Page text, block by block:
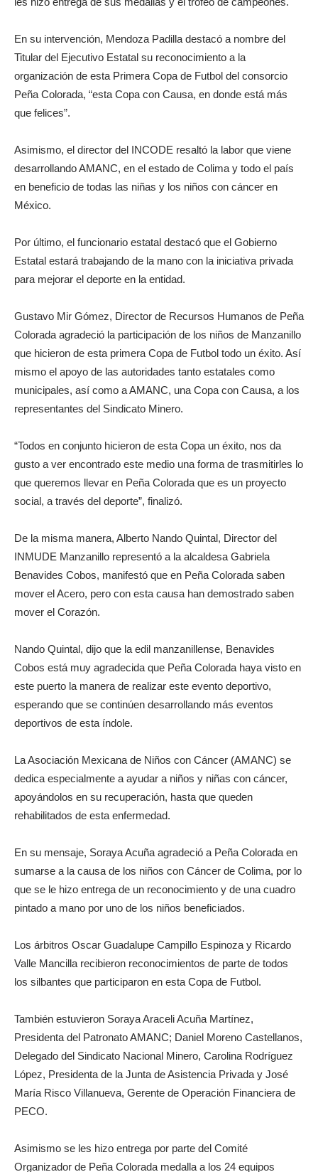
En su intervención, Mendoza Padilla destacó a nombre del
Titular del Ejecutivo Estatal su reconocimiento a la
organización de esta Primera Copa de Futbol del consorcio
Peña Colorada, “esta Copa con Causa, en donde está más
que felices”.
Asimismo, el director del INCODE resaltó la labor que viene
desarrollando AMANC, en el estado de Colima y todo el país
en beneficio de todas las niñas y los niños con cáncer en
México.
Por último, el funcionario estatal destacó que el Gobierno
Estatal estará trabajando de la mano con la iniciativa privada
para mejorar el deporte en la entidad.
Gustavo Mir Gómez, Director de Recursos Humanos de Peña
Colorada agradeció la participación de los niños de Manzanillo
que hicieron de esta primera Copa de Futbol todo un éxito. Así
mismo el apoyo de las autoridades tanto estatales como
municipales, así como a AMANC, una Copa con Causa, a los
representantes del Sindicato Minero.
“Todos en conjunto hicieron de esta Copa un éxito, nos da
gusto a ver encontrado este medio una forma de trasmitirles lo
que queremos llevar en Peña Colorada que es un proyecto
social, a través del deporte”, finalizó.
De la misma manera, Alberto Nando Quintal, Director del
INMUDE Manzanillo representó a la alcaldesa Gabriela
Benavides Cobos, manifestó que en Peña Colorada saben
mover el Acero, pero con esta causa han demostrado saben
mover el Corazón.
Nando Quintal, dijo que la edil manzanillense, Benavides
Cobos está muy agradecida que Peña Colorada haya visto en
este puerto la manera de realizar este evento deportivo,
esperando que se continúen desarrollando más eventos
deportivos de esta índole.
La Asociación Mexicana de Niños con Cáncer (AMANC) se
dedica especialmente a ayudar a niños y niñas con cáncer,
apoyándolos en su recuperación, hasta que queden
rehabilitados de esta enfermedad.
En su mensaje, Soraya Acuña agradeció a Peña Colorada en
sumarse a la causa de los niños con Cáncer de Colima, por lo
que se le hizo entrega de un reconocimiento y de una cuadro
pintado a mano por uno de los niños beneficiados.
Los árbitros Oscar Guadalupe Campillo Espinoza y Ricardo
Valle Mancilla recibieron reconocimientos de parte de todos
los silbantes que participaron en esta Copa de Futbol.
También estuvieron Soraya Araceli Acuña Martínez,
Presidenta del Patronato AMANC; Daniel Moreno Castellanos,
Delegado del Sindicato Nacional Minero, Carolina Rodríguez
López, Presidenta de la Junta de Asistencia Privada y José
María Risco Villanueva, Gerente de Operación Financiera de
PECO.
Asimismo se les hizo entrega por parte del Comité
Organizador de Peña Colorada medalla a los 24 equipos